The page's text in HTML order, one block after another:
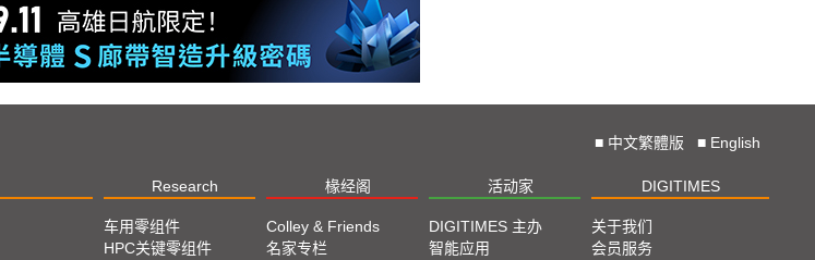
■ 中文繁體版 ■ English
Research 椽经阁 活动家 DIGITIMES
车用零组件
HPC关键零组件
Colley & Friends
名家专栏
DIGITIMES 主办
智能应用
关于我们
会员服务